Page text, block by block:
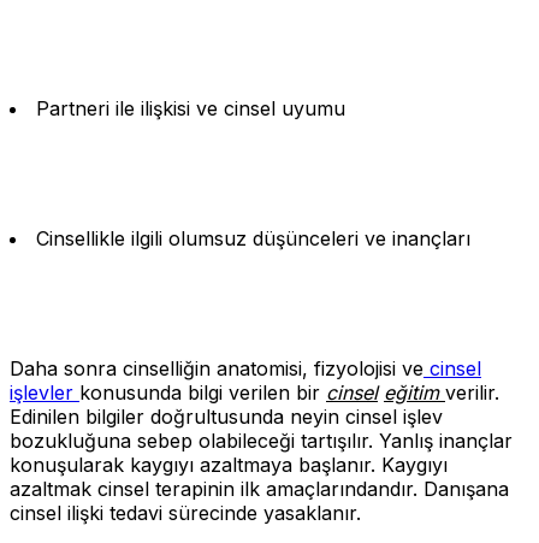
Partneri ile ilişkisi ve cinsel uyumu
Cinsellikle ilgili olumsuz düşünceleri ve inançları
Daha sonra cinselliğin anatomisi, fizyolojisi ve cinsel
işlevler konusunda bilgi verilen bir cinsel eğitim verilir.
Edinilen bilgiler doğrultusunda neyin cinsel işlev
bozukluğuna sebep olabileceği tartışılır. Yanlış inançlar
konuşularak kaygıyı azaltmaya başlanır. Kaygıyı
azaltmak cinsel terapinin ilk amaçlarındandır. Danışana
cinsel ilişki tedavi sürecinde yasaklanır.